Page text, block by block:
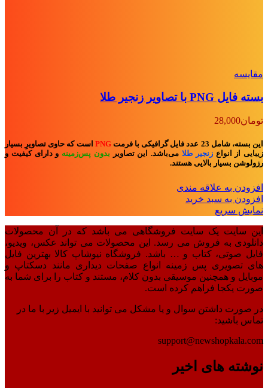
مقايسه
بسته فایل PNG با تصاویر زنجیر طلا
تومان28,000
این بسته، شامل 23 عدد فایل گرافیکی با فرمت PNG است که حاوی تصاویرِ بسیار
زیبایی از انواعزنجیر طلا می‌باشد. این تصاویر بدون پس‌زمینه ودارای کیفیت و
رزولوشن بسیار بالایی هستند.
افزودن به علاقه مندی
افزودن به سبد خرید
نمایش سریع
این سایت یک سایت فروشگاهی می باشد که در آن محصولات
دانلودی به فروش می رسد. این محصولات می تواند عکس، ویدیو،
فایل صوتی، کتاب و … باشد. فروشگاه نیوشاپ کالا بهترین فایل
های تصویری پس زمینه انواع صفحات دیداری مانند دسکتاپ و
موبایل و همچنین موسیقی بدون کلام، مستند و کتاب را برای شما به
صورت یکجا فراهم کرده است.
در صورت داشتن سوال و یا مشکل می توانید با ایمیل زیر با ما در
تماس باشید:
support@newshopkala.com
نوشته های اخیر